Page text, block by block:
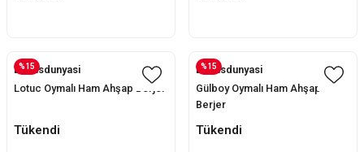
%15
Evofisdunyasi
Lotuc Oymalı Ham Ahşap Berjer
Tükendi
%15
Evofisdunyasi
Gülboy Oymalı Ham Ahşap
Berjer
Tükendi